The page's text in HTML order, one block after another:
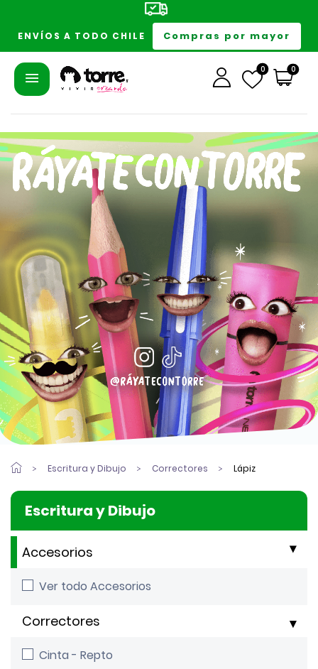
ENVÍOS A TODO CHILE Compras por mayor
0 0
Escritura y Dibujo Correctores Lápiz
Escritura y Dibujo
Ver todo Accesorios
Accesorios
Cinta - Repto
Correctores